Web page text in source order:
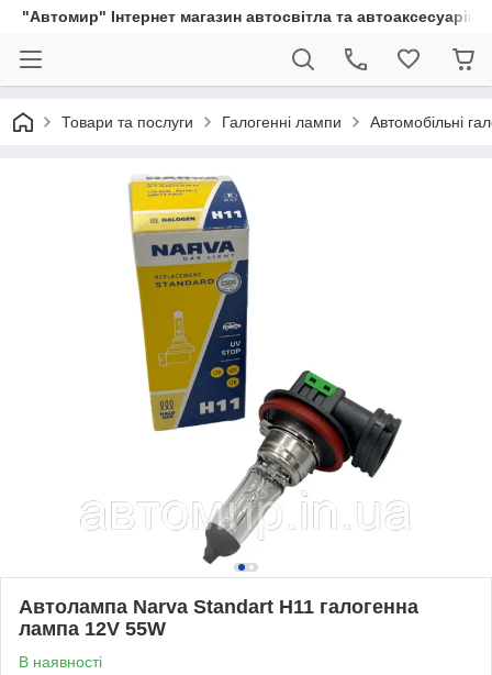
"Автомир" Інтернет магазин автосвітла та автоаксесуарів
Товари та послуги Галогенні лампи Автомобільні
Автолампа Narva Standart H11 галогенна
лампа 12V 55W
В наявності